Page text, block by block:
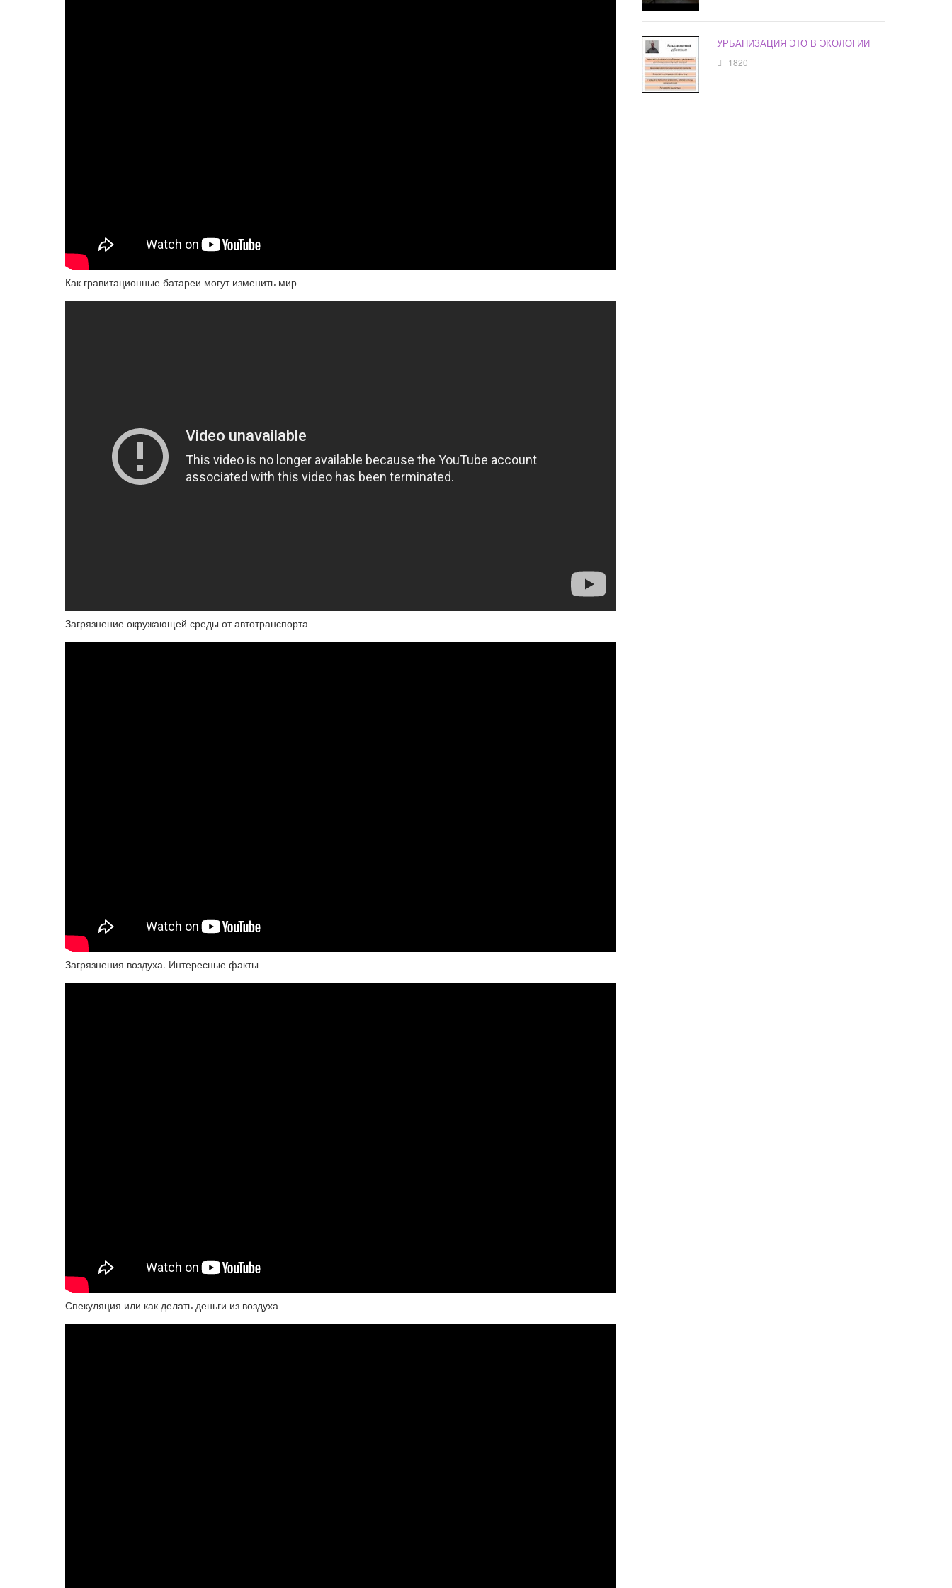
Как гравитационные батареи могут изменить мир
Загрязнение окружающей среды от автотранспорта
Загрязнения воздуха. Интересные факты
Спекуляция или как делать деньги из воздуха
УРБАНИЗАЦИЯ ЭТО В ЭКОЛОГИИ
1820